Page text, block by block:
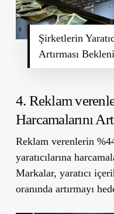
Şirketlerin
Artırması
4. Reklam
Harcamalarını
Reklam verenlerin
yaratıcılarına
Markalar, yaratıcı
oranında artırmayı